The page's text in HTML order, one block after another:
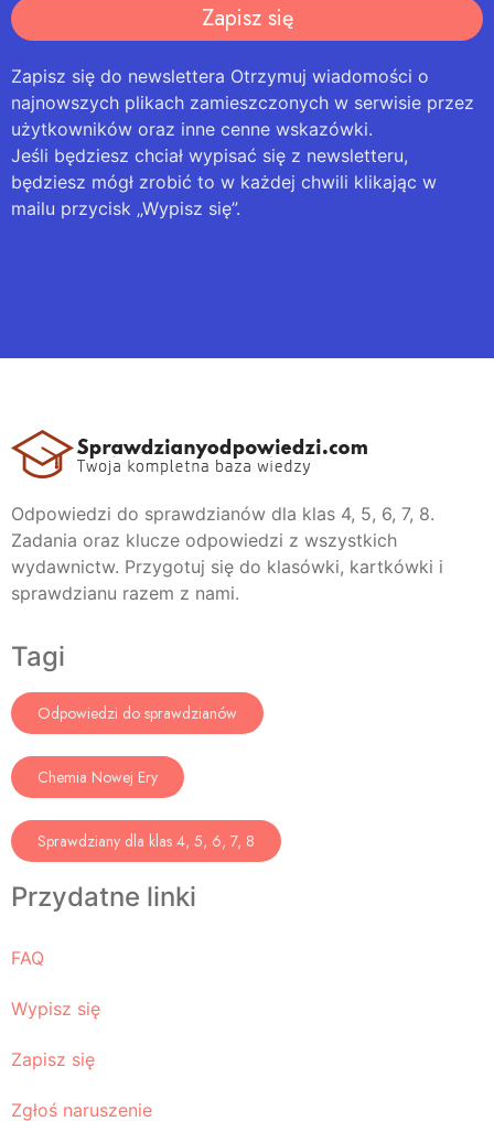
Zapisz się
Zapisz się do newslettera Otrzymuj wiadomości o
najnowszych plikach zamieszczonych w serwisie przez
użytkowników oraz inne cenne wskazówki.
Jeśli będziesz chciał wypisać się z newsletteru,
będziesz mógł zrobić to w każdej chwili klikając w
mailu przycisk „Wypisz się”.
Odpowiedzi do sprawdzianów dla klas 4, 5, 6, 7, 8.
Zadania oraz klucze odpowiedzi z wszystkich
wydawnictw. Przygotuj się do klasówki, kartkówki i
sprawdzianu razem z nami.
Tagi
Odpowiedzi do sprawdzianów
Chemia Nowej Ery
Sprawdziany dla klas 4, 5, 6, 7, 8
Przydatne linki
FAQ
Wypisz się
Zapisz się
Zgłoś naruszenie